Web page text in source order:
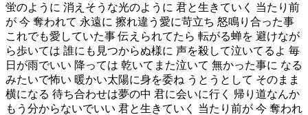
蛍のように 消えそうな光のように 君と生きていく 当たり前
が 今 奪われて 永遠に 擦れ違う愛に苛立ち 怒鳴り合った事
これでも愛していた事 伝えられてたら 転がる蝉を 避けなが
ら歩いては 誰にも見つからぬ様に 声を殺して泣いてるよ 毎
日が雨でいい 降っては 乾いてまた泣いて 無かった事に なる
みたいで怖い 暖かい太陽に身を委ね うとうとして そのまま
横になる 待ち合わせは夢の中 君に会いに行く 帰り道なんか
もう分からないでいい 君と生きていく 当たり前が 今 奪われ